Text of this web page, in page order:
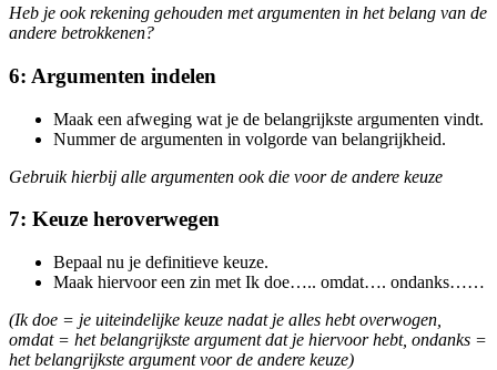
Heb je ook rekening gehouden met argumenten in het belang van de
andere betrokkenen?
6: Argumenten indelen
Maak een afweging wat je de belangrijkste argumenten vindt.
Nummer de argumenten in volgorde van belangrijkheid.
Gebruik hierbij alle argumenten ook die voor de andere keuze
7: Keuze heroverwegen
Bepaal nu je definitieve keuze.
Maak hiervoor een zin met Ik doe….. omdat…. ondanks……
(Ik doe = je uiteindelijke keuze nadat je alles hebt overwogen,
omdat = het belangrijkste argument dat je hiervoor hebt, ondanks =
het belangrijkste argument voor de andere keuze)